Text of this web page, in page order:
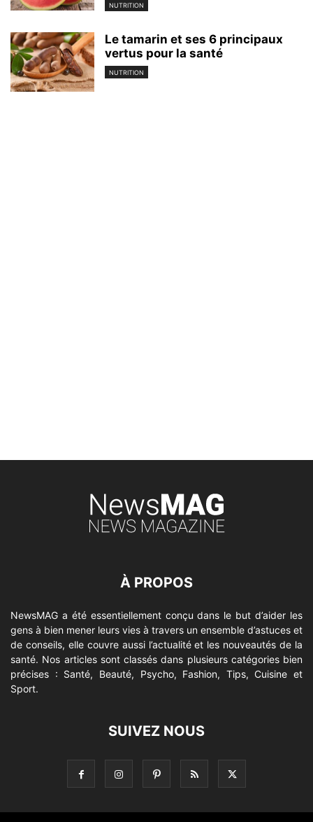
NUTRITION
Le tamarin et ses 6 principaux
vertus pour la santé
NUTRITION
À PROPOS
NewsMAG a été essentiellement conçu dans le but d’aider les
gens à bien mener leurs vies à travers un ensemble d’astuces et
de conseils, elle couvre aussi l’actualité et les nouveautés de la
santé. Nos articles sont classés dans plusieurs catégories bien
précises : Santé, Beauté, Psycho, Fashion, Tips, Cuisine et
Sport.
SUIVEZ NOUS